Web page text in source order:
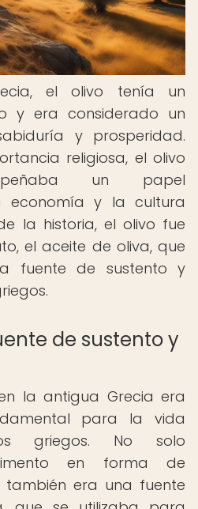
el olivo tenía un
y era considerado un
y prosperidad.
religiosa, el olivo
un papel
economía y la cultura
la historia, el olivo fue
el aceite de oliva, que
fuente de sustento y
de sustento y
la antigua Grecia era
para la vida
griegos. No solo
en forma de
también era una fuente